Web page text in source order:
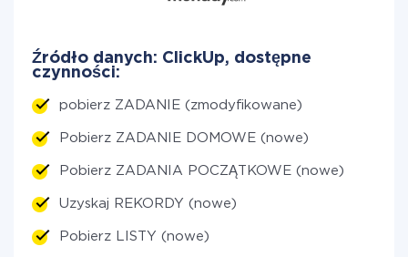
Źródło danych: ClickUp, dostępne
czynności:
pobierz ZADANIE (zmodyfikowane)
Pobierz ZADANIE DOMOWE (nowe)
Pobierz ZADANIA POCZĄTKOWE (nowe)
Uzyskaj REKORDY (nowe)
Pobierz LISTY (nowe)